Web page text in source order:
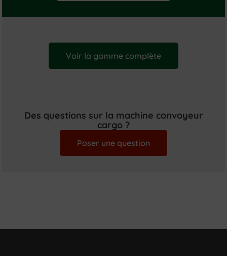
Voir la gamme complète
Des questions sur la machine convoyeur
cargo ?
Poser une question